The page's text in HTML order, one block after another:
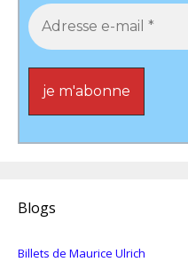
Blogs
Billets de Maurice Ulrich